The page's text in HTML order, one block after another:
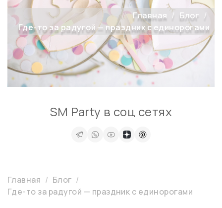
Главная
Блог
Где-то за радугой — праздник с единорогами
Главная
Блог
Где-то за радугой — праздник с единорогами
SM Party в соц сетях